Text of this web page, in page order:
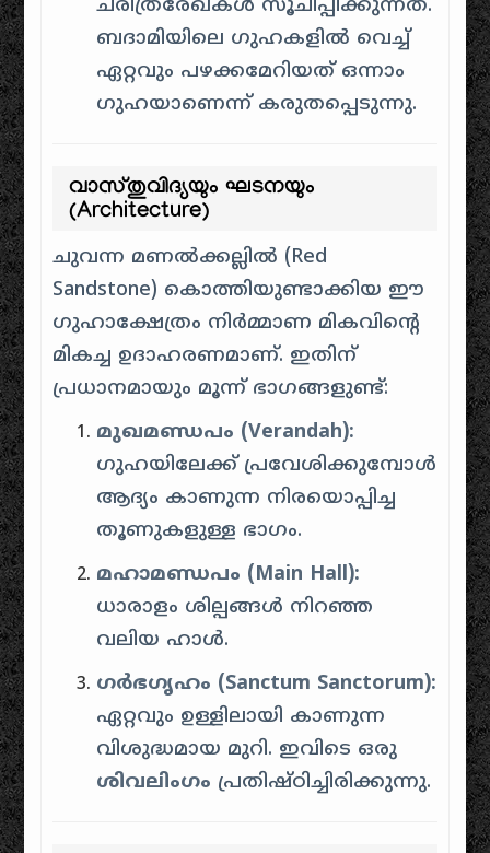
ചരിത്രരേഖകൾ സൂചിപ്പിക്കുന്നത്.
ബദാമിയിലെ ഗുഹകളിൽ വെച്ച്
ഏറ്റവും പഴക്കമേറിയത് ഒന്നാം
ഗുഹയാണെന്ന് കരുതപ്പെടുന്നു.
വാസ്തുവിദ്യയും ഘടനയും
(Architecture)
ചുവന്ന മണൽക്കല്ലിൽ (Red
Sandstone) കൊത്തിയുണ്ടാക്കിയ ഈ
ഗുഹാക്ഷേത്രം നിർമ്മാണ മികവിന്റെ
മികച്ച ഉദാഹരണമാണ്. ഇതിന്
പ്രധാനമായും മൂന്ന് ഭാഗങ്ങളുണ്ട്:
മുഖമണ്ഡപം (Verandah):
ഗുഹയിലേക്ക് പ്രവേശിക്കുമ്പോൾ
ആദ്യം കാണുന്ന നിരയൊപ്പിച്ച
തൂണുകളുള്ള ഭാഗം.
മഹാമണ്ഡപം (Main Hall):
ധാരാളം ശില്പങ്ങൾ നിറഞ്ഞ
വലിയ ഹാൾ.
ഗർഭഗൃഹം (Sanctum Sanctorum):
ഏറ്റവും ഉള്ളിലായി കാണുന്ന
വിശുദ്ധമായ മുറി. ഇവിടെ ഒരു
ശിവലിംഗം പ്രതിഷ്ഠിച്ചിരിക്കുന്നു.